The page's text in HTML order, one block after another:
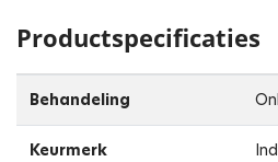
Productspecificaties
Behandeling
Keurmerk